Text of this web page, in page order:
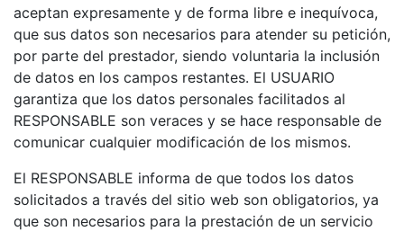
aceptan expresamente y de forma libre e inequívoca,
que sus datos son necesarios para atender su petición,
por parte del prestador, siendo voluntaria la inclusión
de datos en los campos restantes. El USUARIO
garantiza que los datos personales facilitados al
RESPONSABLE son veraces y se hace responsable de
comunicar cualquier modificación de los mismos.
El RESPONSABLE informa de que todos los datos
solicitados a través del sitio web son obligatorios, ya
que son necesarios para la prestación de un servicio